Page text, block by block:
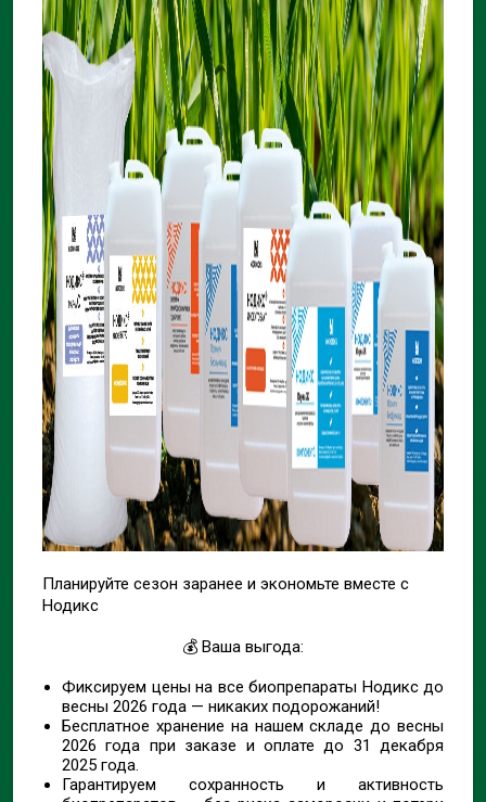
Планируйте сезон заранее и экономьте вместе с
Нодикс
💰 Ваша выгода:
Фиксируем цены на все биопрепараты Нодикс до
весны 2026 года — никаких подорожаний!
Бесплатное хранение на нашем складе до весны
2026 года при заказе и оплате до 31 декабря
2025 года.
Гарантируем сохранность и активность